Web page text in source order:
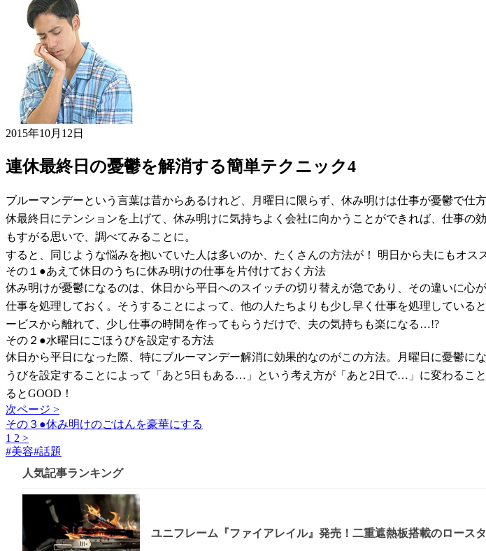
2015年10月12日
連休最終日の憂鬱を解消する簡単テクニック4
ブルーマンデーという言葉は昔からあるけれど、月曜日に限らず、休み明けは仕事が憂鬱で
休最終日にテンションを上げて、休み明けに気持ちよく会社に向かうことができれば、仕事
もすがる思いで、調べてみることに。
すると、同じような悩みを抱いていた人は多いのか、たくさんの方法が！ 明日から夫にもオス
その１●あえて休日のうちに休み明けの仕事を片付けておく方法
休み明けが憂鬱になるのは、休日から平日へのスイッチの切り替えが急であり、その違いに
仕事を処理しておく。そうすることによって、他の人たちよりも少し早く仕事を処理してい
ービスから離れて、少し仕事の時間を作ってもらうだけで、夫の気持ちも楽になる…!?
その２●水曜日にごほうびを設定する方法
休日から平日になった際、特にブルーマンデー解消に効果的なのがこの方法。月曜日に憂鬱
うびを設定することによって「あと5日もある…」という考え方が「あと2日で…」に変わるこ
るとGOOD！
次ページ >
その３●休み明けのごはんを豪華にする
1 2 >
#美容#話題
人気記事ランキング
ユニフレーム『ファイアレイル』発売！二重遮熱板搭載のロース